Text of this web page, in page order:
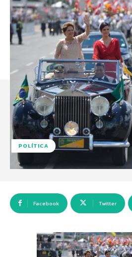
POLÍTICA
Facebook Twitter